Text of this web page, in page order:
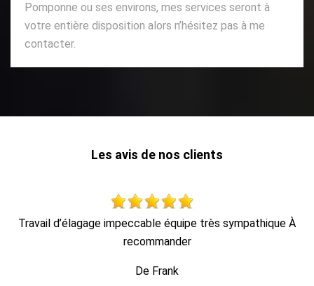
Pomponne ou ses environs, mes services seront à
votre entière disposition alors n’hésitez pas à me
contacter.
Les avis de nos clients
Travail soigné, très professionnel et efficace. M.
est sympathique et donne également de bons conseils.
problème.